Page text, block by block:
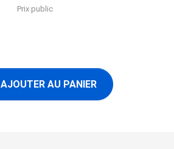
Prix public
AJOUTER AU PANIER